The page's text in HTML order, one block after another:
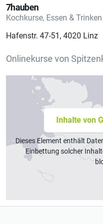
7hauben
Kochkurse, Essen & Trinken
Hafenstr. 47-51, 4020 Linz
Onlinekurse von
Inhalte von
Dieses Element enthält
Einbettung solcher